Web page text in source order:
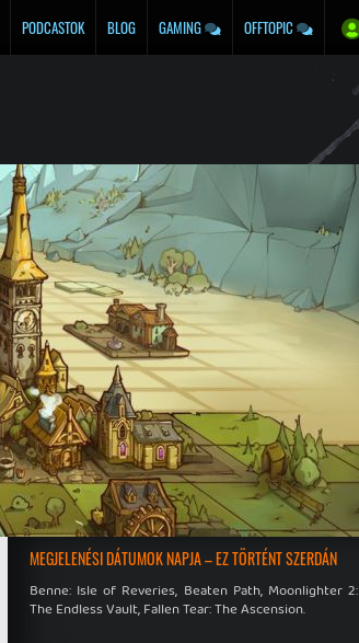
PODCASTOK BLOG GAMING OFFTOPIC
MEGJELENÉSI DÁTUMOK NAPJA – EZ TÖRTÉNT SZERDÁN
Benne: Isle of Reveries, Beaten Path, Moonlighter 2:
The Endless Vault, Fallen Tear: The Ascension.